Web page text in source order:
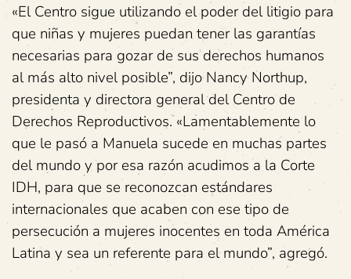
«El Centro sigue utilizando el poder del litigio para
que niñas y mujeres puedan tener las garantías
necesarias para gozar de sus derechos humanos
al más alto nivel posible”, dijo Nancy Northup,
presidenta y directora general del Centro de
Derechos Reproductivos. «Lamentablemente lo
que le pasó a Manuela sucede en muchas partes
del mundo y por esa razón acudimos a la Corte
IDH, para que se reconozcan estándares
internacionales que acaben con ese tipo de
persecución a mujeres inocentes en toda América
Latina y sea un referente para el mundo”, agregó.